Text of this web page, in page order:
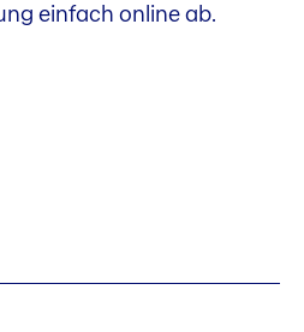
einfach online ab.